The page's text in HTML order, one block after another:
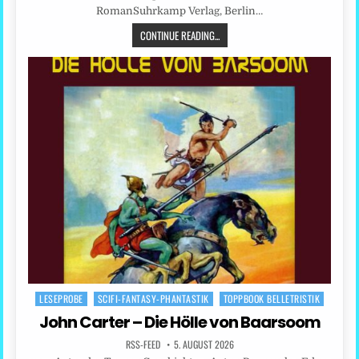
RomanSuhrkamp Verlag, Berlin…
CONTINUE READING...
Posted
LESEPROBE SCIFI-FANTASY-PHANTASTIK TOPPBOOK BELLETRISTIK
John Carter – Die Hölle von Baarsoom
RSS-FEED 5. AUGUST 2026